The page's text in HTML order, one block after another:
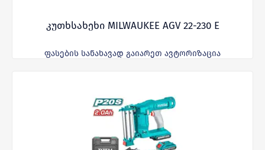
კუთხსახეხი MILWAUKEE AGV 22-230 E
ფასების სანახავად გაიარეთ ავტორიზაცია